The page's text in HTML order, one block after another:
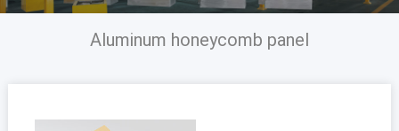
Aluminum honeycomb panel